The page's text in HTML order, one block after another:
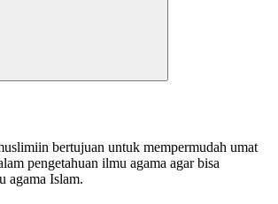
bertujuan untuk mempermudah umat
pengetahuan ilmu agama agar bisa
agama Islam.